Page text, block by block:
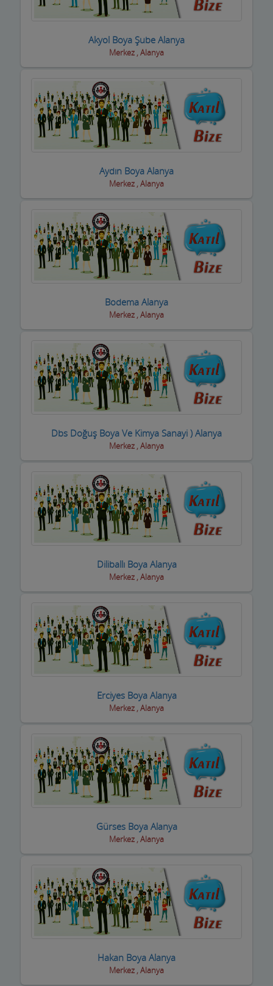
Güvenlik Alarm Sistemleri
Güzellik Salonları
Hac Malzemeleri
Hafriyat Firmaları
Hal Komisyoncuları
Hamamlar / Spa ve Masaj salonları
Hastane ve Sağlık Kuruluşları
Havuz ve Kimyasalları
Hırdavatçılar ve Nalburiye
Hububatçılar
Hurdacılar
iç Giyim ve Mayo
inşaat ve yapı ustaları
internet Cafeler ve Oyun salonları
Isıtma / Soğutma Sistemleri
ithalat ihracat Firmaları
izolasyon Firmaları
Jeneratör Sistemleri
Kahvehane Kıraathane Nargile Cafe
Kaloriferciler
Kargo ve Nakliye Şirketleri
Kitap ve Kırtasiyeciler
Klimacılar
Koltuk Döşeme
Kreş ve Bakımevleri
Kuaför Salonları
Kuran Kursu
Kurs Eğitim Hizmetleri
Kuruyemiş ve Şekerleme Ürünleri
Akyol Boya Şube Alanya
Merkez , Alanya
Aydın Boya Alanya
Merkez , Alanya
Bodema Alanya
Merkez , Alanya
Dbs Doğuş Boya Ve Kimya Sanayi ) Alanya
Merkez , Alanya
Diliballı Boya Alanya
Merkez , Alanya
Erciyes Boya Alanya
Merkez , Alanya
Gürses Boya Alanya
Merkez , Alanya
Hakan Boya Alanya
Merkez , Alanya